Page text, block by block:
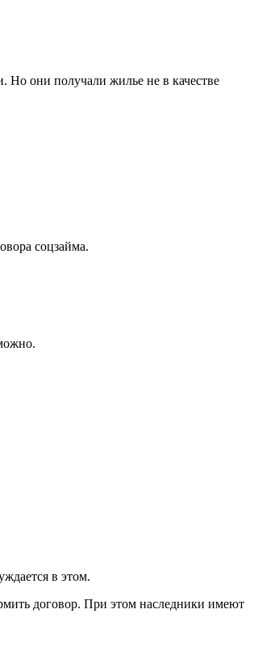
они получали жилье не в качестве
соцзайма.
в этом.
договор. При этом наследники имеют